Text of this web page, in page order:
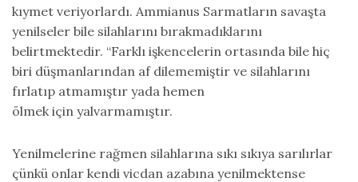
kıymet veriyorlardı. Ammianus Sarmatların savaşta
yenilseler bile silahlarını bırakmadıklarını
belirtmektedir. “Farklı işkencelerin ortasında bile hiç
biri düşmanlarından af dilememiştir ve silahlarını
fırlatıp atmamıştır yada hemen
ölmek için yalvarmamıştır.
Yenilmelerine rağmen silahlarına sıkı sıkıya sarılırlar
çünkü onlar kendi vicdan azabına yenilmektense